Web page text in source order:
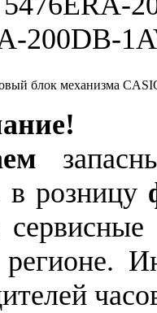
200DB-
блок механизма
в розницу